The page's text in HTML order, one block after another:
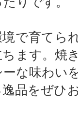
で育てら
ます。焼
な味わい
品をぜひ